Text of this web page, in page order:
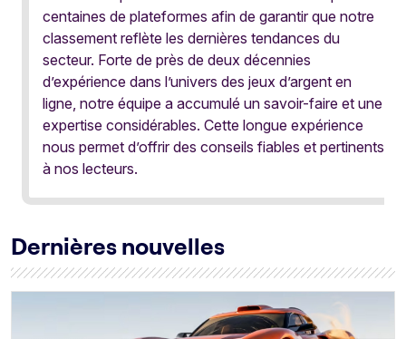
centaines de plateformes afin de garantir que notre
classement reflète les dernières tendances du
secteur. Forte de près de deux décennies
d’expérience dans l’univers des jeux d’argent en
ligne, notre équipe a accumulé un savoir-faire et une
expertise considérables. Cette longue expérience
nous permet d’offrir des conseils fiables et pertinents
à nos lecteurs.
Dernières nouvelles